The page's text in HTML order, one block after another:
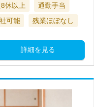
休以上
通勤手当
可能 残業ほぼなし
詳細を見る